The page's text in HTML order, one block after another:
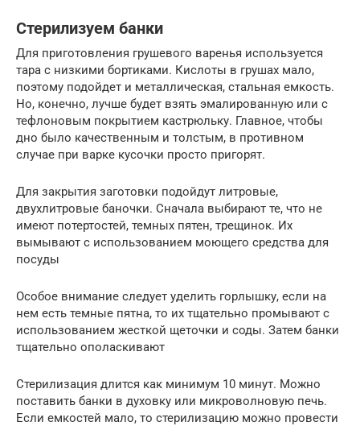
Стерилизуем банки
Для приготовления грушевого варенья используется
тара с низкими бортиками. Кислоты в грушах мало,
поэтому подойдет и металлическая, стальная емкость.
Но, конечно, лучше будет взять эмалированную или с
тефлоновым покрытием кастрюльку. Главное, чтобы
дно было качественным и толстым, в противном
случае при варке кусочки просто пригорят.
Для закрытия заготовки подойдут литровые,
двухлитровые баночки. Сначала выбирают те, что не
имеют потертостей, темных пятен, трещинок. Их
вымывают с использованием моющего средства для
посуды
Особое внимание следует уделить горлышку, если на
нем есть темные пятна, то их тщательно промывают с
использованием жесткой щеточки и соды. Затем банки
тщательно ополаскивают
Стерилизация длится как минимум 10 минут. Можно
поставить банки в духовку или микроволновую печь.
Если емкостей мало, то стерилизацию можно провести